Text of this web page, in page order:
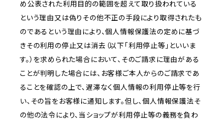
め公表された利用目的の範囲を超えて取り扱われている
という理由又は偽りその他不正の手段により取得されたも
のであるという理由により、個人情報保護法の定めに基づ
きその利用の停止又は消去（以下「利用停止等」といいま
す。）を求められた場合において、そのご請求に理由がある
ことが判明した場合には、お客様ご本人からのご請求であ
ることを確認の上で、遅滞なく個人情報の利用停止等を行
い、その旨をお客様に通知します。但し、個人情報保護法そ
の他の法令により、当ショップが利用停止等の義務を負わ